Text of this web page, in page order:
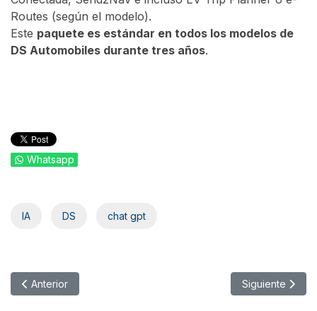
Routes (según el modelo).
Este paquete es estándar en todos los modelos de
DS Automobiles durante tres años.
Whatsapp
IA DS chat gpt
Artículo anterior: Hyundai desarrolla un robot para la recarga
Anterior Artículo
Siguiente